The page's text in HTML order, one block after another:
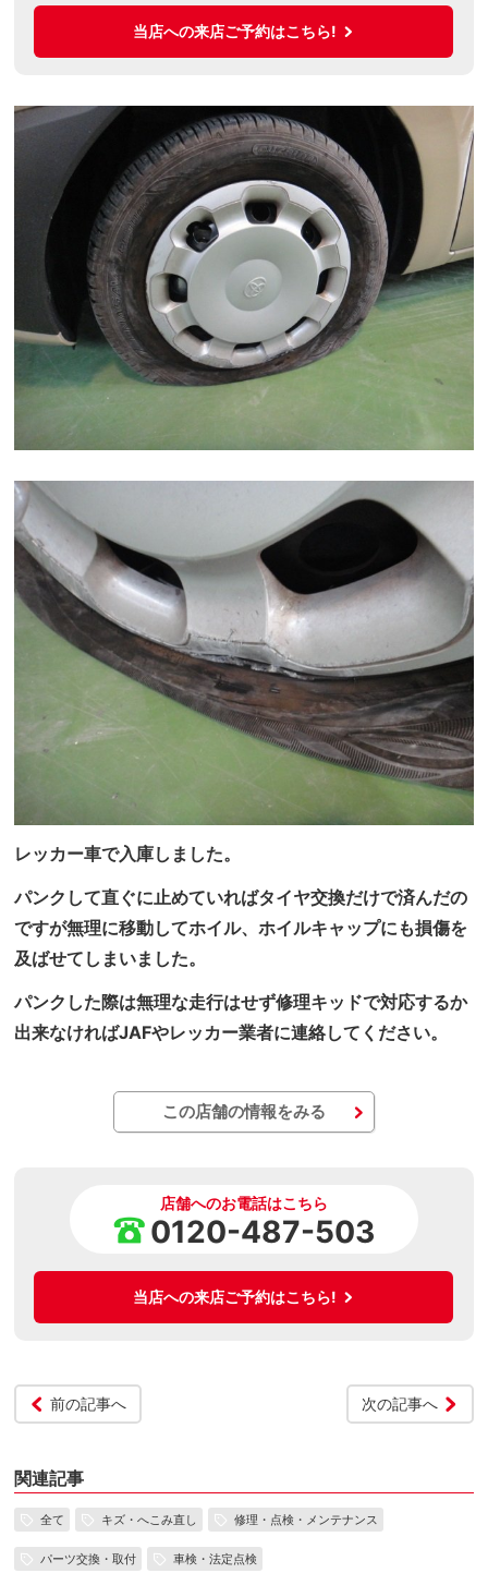
当店への来店ご予約はこちら!
レッカー車で入庫しました。
パンクして直ぐに止めていればタイヤ交換だけで済んだの
ですが無理に移動してホイル、ホイルキャップにも損傷を
及ばせてしまいました。
パンクした際は無理な走行はせず修理キッドで対応するか
出来なければJAFやレッカー業者に連絡してください。
この店舗の情報をみる
店舗へのお電話はこちら
0120-487-503
当店への来店ご予約はこちら!
前の記事へ 次の記事へ
関連記事
全て キズ・へこみ直し 修理・点検・メンテナンス
パーツ交換・取付 車検・法定点検